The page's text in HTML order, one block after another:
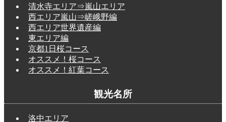
清水寺エリア⇒嵐山エリア
西エリア嵐山⇒嵯峨野編
西エリア世界遺産編
東エリア編
京都1日桜コース
オススメ！桜コース
オススメ！紅葉コース
観光名所
洛中エリア